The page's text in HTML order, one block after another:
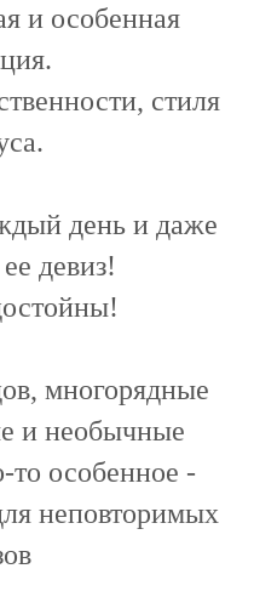
и особенная
стиля
день и даже
девиз!
многорядные
и необычные
то особенное -
неповторимых